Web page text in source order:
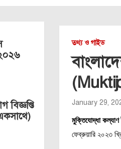
তথ্য ও গাইড
January 29,
মুক্তিযোদ্ধা কল্যাণ
ফেব্রুয়ারি ২০২৩
২০২৬
বিজ্ঞপ্তি